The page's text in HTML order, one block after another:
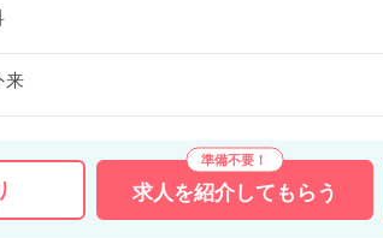
来
求人を紹介してもらう